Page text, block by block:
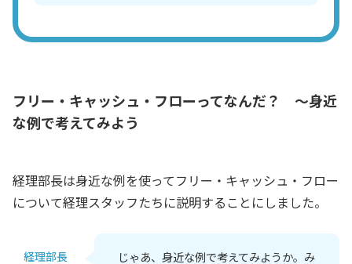
フリー・キャッシュ・フローってなんだ？ ～身近
な例で考えてみよう
経理部長は身近な例を使ってフリー・キャッシュ・フロー
について経理スタッフたちに説明することにしました。
経理部長
じゃあ、身近な例で考えてみようか。み